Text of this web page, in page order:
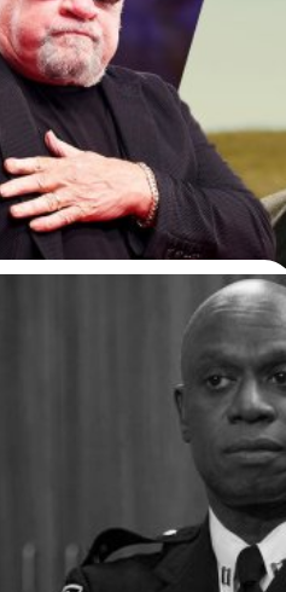
จะดีกว่า
มือเขียนบท 'Taxi Driver' แนะ
เป็น FBI ใน ‘Killers of the
แสดงรุ่นใหญ่จากซีรีส์
เสียชีวิตแล้วด้วยวัย
Braugher) นักแสดงรุ่นใหญ่เจ้าของ
รีส์ 'Brooklyn Nine-Nine' เสีย